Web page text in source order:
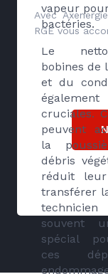
vapeur
bactéries.
Le
bobines de
et du
cruciales.
peuvent
la
débris
réduit
transférer
souvent
spécial
ces
Avec
RGE vous